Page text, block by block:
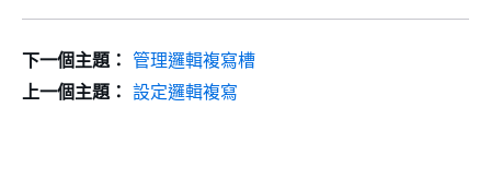
下一個主題： 管理邏輯複寫槽
上一個主題： 設定邏輯複寫